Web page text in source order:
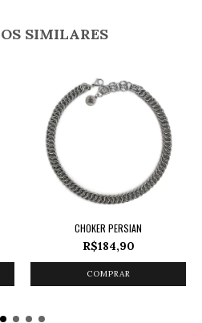
SIMILARES
CHOKER PERSIAN
R$184,90
COMPRAR